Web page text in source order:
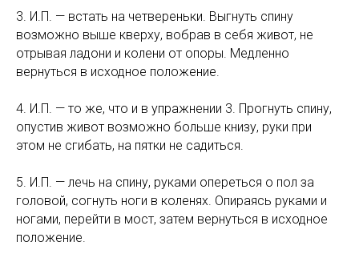
3. И.П. — встать на четвереньки. Выгнуть спину
возможно выше кверху, вобрав в себя живот, не
отрывая ладони и колени от опоры. Медленно
вернуться в исходное положение.
4. И.П. — то же, что и в упражнении 3. Прогнуть спину,
опустив живот возможно больше книзу, руки при
этом не сгибать, на пятки не садиться.
5. И.П. — лечь на спину, руками опереться о пол за
головой, согнуть ноги в коленях. Опираясь руками и
ногами, перейти в мост, затем вернуться в исходное
положение.